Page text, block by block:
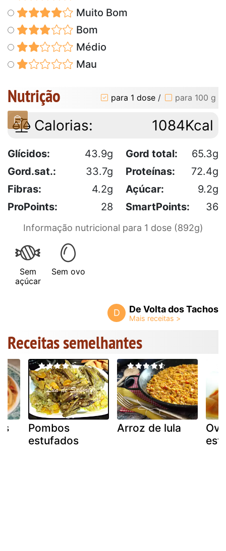
Muito Bom
Bom
Médio
Mau
Nutrição para 1 dose / para 100 g
Calorias: 1084Kcal
Glícidos: 43.9g Gord total:
65.3g
Gord.sat.:
33.7g Proteínas:
72.4g
Fibras:
4.2g Açúcar:
9.2g
ProPoints:
28 SmartPoints: 36
Informação nutricional para 1 dose (892g)
Sem
açúcar
Sem ovo
D De Volta dos Tachos
Receitas semelhantes
Pombos
estufados
Arroz de lula